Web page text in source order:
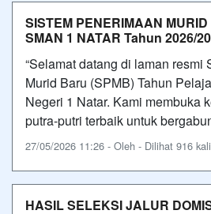
SISTEM PENERIMAAN
SMAN 1 NATAR Tahun 2026/
“Selamat datang di laman resmi
Murid Baru (SPMB) Tahun
Negeri 1 Natar. Kami membuka
putra-putri terbaik untuk
27/05/2026 11:26 - Oleh - Dilihat 916 kali
HASIL SELEKSI JALUR